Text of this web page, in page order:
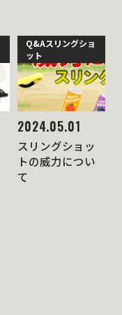
Q&Aスリングショ
ット
2024.05.01
スリングショッ
トの威力につい
て